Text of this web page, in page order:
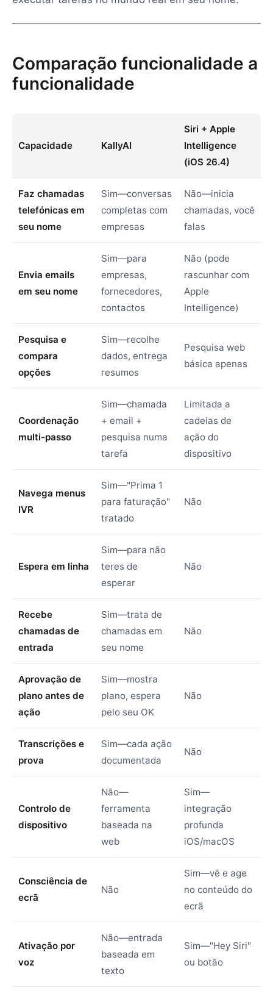
Comparação funcionalidade a
funcionalidade
Capacidade KallyAI
Siri + Apple
Intelligence
(iOS 26.4)
Faz chamadas
telefónicas em
seu nome
Sim—conversas
completas com
empresas
Não—inicia
chamadas, você
falas
Envia emails
em seu nome
Sim—para
empresas,
fornecedores,
contactos
Não (pode
rascunhar com
Apple
Intelligence)
Pesquisa e
compara
opções
Sim—recolhe
dados, entrega
resumos
Pesquisa web
básica apenas
Coordenação
multi-passo
Sim—chamada
+ email +
pesquisa numa
tarefa
Limitada a
cadeias de
ação do
dispositivo
Navega menus
IVR
Sim—"Prima 1
para faturação"
tratado
Não
Espera em linha
Sim—para não
teres de
esperar
Não
Recebe
chamadas de
entrada
Sim—trata de
chamadas em
seu nome
Não
Aprovação de
plano antes de
ação
Sim—mostra
plano, espera
pelo seu OK
Não
Transcrições e
prova
Sim—cada ação
documentada
Não
Controlo de
dispositivo
Não—
ferramenta
baseada na
web
Sim—
integração
profunda
iOS/macOS
Consciência de
ecrã
Não
Sim—vê e age
no conteúdo do
ecrã
Ativação por
voz
Não—entrada
baseada em
texto
Sim—"Hey Siri"
ou botão